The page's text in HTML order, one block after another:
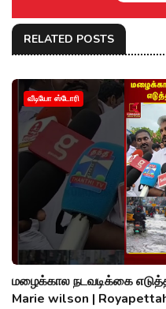
RELATED POSTS
வீடியோ ஸ்டோரி
மழைக்கால நடவடிக்கை
Marie wilson |